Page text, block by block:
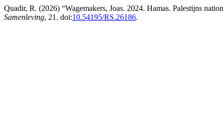
Quadir, R. (2026) “Wagemakers, Joas. 2024. Hamas. Palestijns
Samenleving, 21. doi:10.54195/RS.26186.